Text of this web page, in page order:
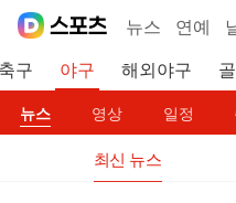
뉴스 연예
구 야구 해외야구
뉴스 영상 일정
최신 뉴스